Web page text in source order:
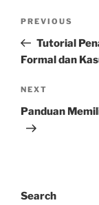
Previous
Post
PREVIOUS
Tutorial
Formal dan
Next
Post
NEXT
Panduan
Search